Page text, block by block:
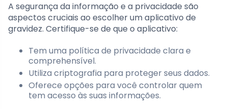
A segurança da informação e a privacidade são
aspectos cruciais ao escolher um aplicativo de
gravidez. Certifique-se de que o aplicativo:
Tem uma política de privacidade clara e
comprehensível.
Utiliza criptografia para proteger seus dados.
Oferece opções para você controlar quem
tem acesso às suas informações.